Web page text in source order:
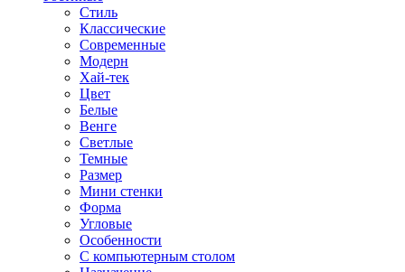
Стиль
Классические
Современные
Модерн
Хай-тек
Цвет
Белые
Венге
Светлые
Темные
Размер
Мини стенки
Форма
Угловые
Особенности
С компьютерным столом